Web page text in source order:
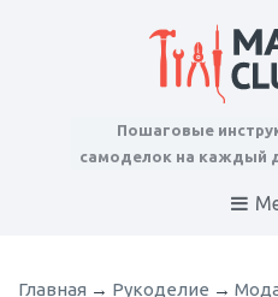
Пошаговые
самоделок на каждый
Главная → Рукоделие →